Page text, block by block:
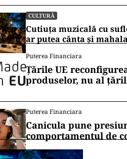
CULTURĂ
Cutiuța muzicală cu
ar putea cânta și
Puterea Financiara
Țările UE
produselor, nu al
Puterea Financiara
Canicula pune
comportamentul de